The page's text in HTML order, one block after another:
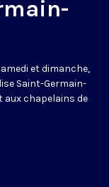
et dimanche,
Saint-Germain-
aux chapelains de